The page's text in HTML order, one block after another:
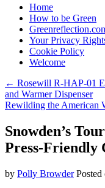
Skip
content
Home
How to be Green
Your Privacy
Cookie Policy
Welcome
← Rosewill R-HAP-01
and Warmer Dispenser
Rewilding the American
Snowden’s
Press-Friendly
by Polly Browder Posted